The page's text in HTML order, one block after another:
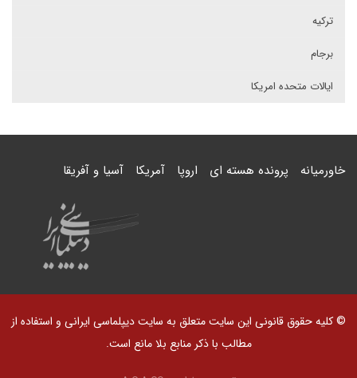
ترکیه
برجام
ایالات متحده امریکا
خاورمیانه پرونده هسته ای اروپا آمریکا آسیا و آفریقا
© کلیه حقوق قانونی این سایت متعلق به سایت دیپلماسی ایرانی و استفاده از
مطالب با ذکر منابع بلا مانع است.